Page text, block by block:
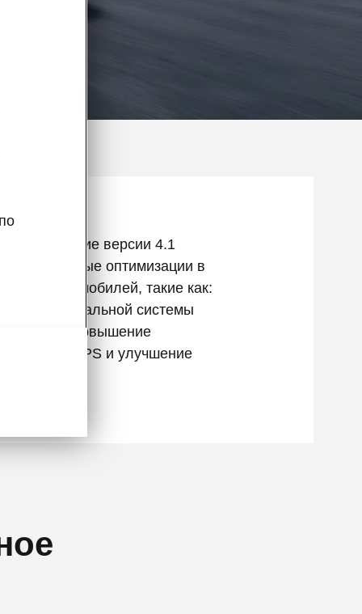
обеспечение версии 4.1
оптимизации в
автомобилей, такие как:
интеллектуальной системы
парковке, повышение
сигнала GPS и улучшение
зарядки.